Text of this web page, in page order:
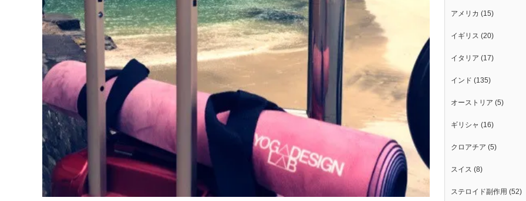
アメリカ (15)
イギリス (20)
イタリア (17)
インド (135)
オーストリア (5)
ギリシャ (16)
クロアチア (5)
スイス (8)
ステロイド副作用 (52)